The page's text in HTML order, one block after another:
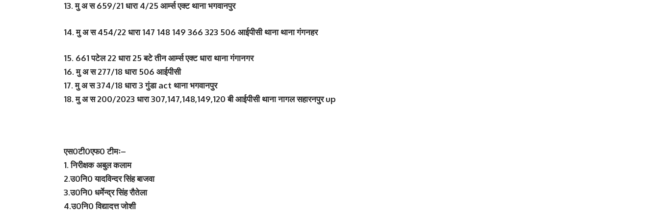
13. मु अ स 659/21 धारा 4/25 आर्म्स एक्ट थाना भगवानपुर
14. मु अ स 454/22 धारा 147 148 149 366 323 506 आईपीसी थाना थाना गंगनहर
15. 661 पटेल 22 धारा 25 बटे तीन आर्म्स एक्ट धारा थाना गंगानगर
16. मु अ स 277/18 धारा 506 आईपीसी
17. मु अ स 374/18 धारा 3 गुंडा act थाना भगवानपुर
18. मु अ स 200/2023 धारा 307,147,148,149,120 बी आईपीसी थाना नागल सहारनपुर up
एस0टी0एफ0 टीमः–
1. निरीक्षक अबुल कलाम
2.उ0नि0 यादविन्दर सिंह बाजवा
3.उ0नि0 धर्मेन्द्र सिंह रौतेला
4.उ0नि0 विद्यादत्त जोशी